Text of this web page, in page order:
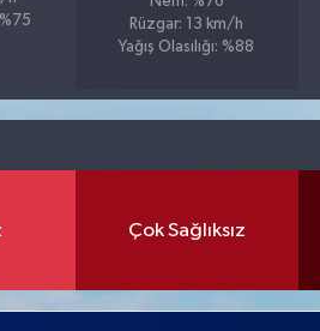
%75
Rüzgar: 13 km/h
Yağış Olasılığı: %88
Çok Sağlıksız